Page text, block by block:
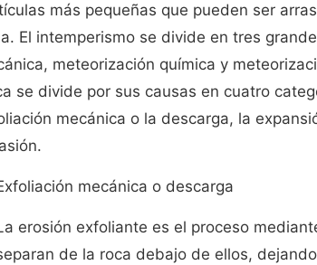
más pequeñas que pueden ser
El intemperismo se divide en tres
meteorización química y
se divide por sus causas en cuatro
mecánica o la descarga, la
mecánica o descarga
erosión exfoliante es el proceso
de la roca debajo de ellos,